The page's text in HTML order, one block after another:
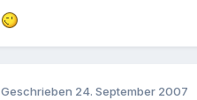
Geschrieben 24. September 2007